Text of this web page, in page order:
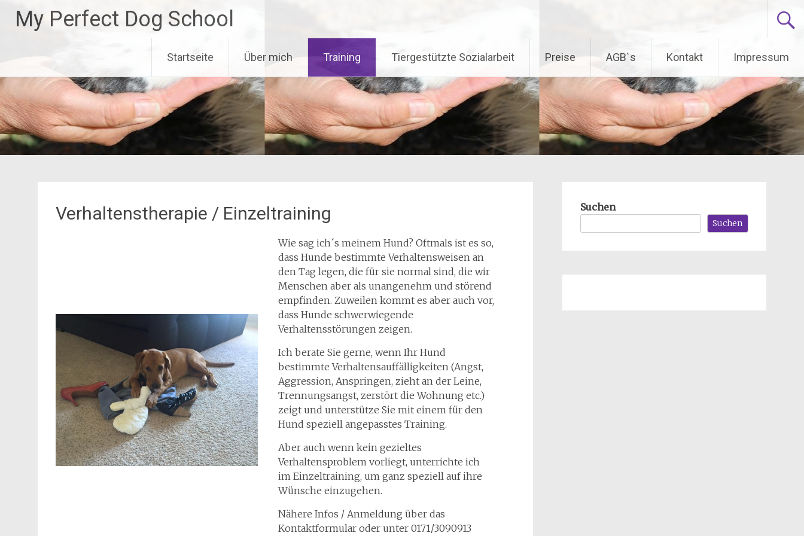
InhaltMy Perfect Dog School
Startseite Über mich Training Tiergestützte Sozialarbeit Preise AGB`s Kontakt Impressum
Verhaltenstherapie / Einzeltraining
Wie sag ich´s meinem Hund? Oftmals ist es so,
dass Hunde bestimmte Verhaltensweisen an
den Tag legen, die für sie normal sind, die wir
Menschen aber als unangenehm und störend
empfinden. Zuweilen kommt es aber auch vor,
dass Hunde schwerwiegende
Verhaltensstörungen zeigen.
Ich berate Sie gerne, wenn Ihr Hund
bestimmte Verhaltensauffälligkeiten (Angst,
Aggression, Anspringen, zieht an der Leine,
Trennungsangst, zerstört die Wohnung etc.)
zeigt und unterstütze Sie mit einem für den
Hund speziell angepasstes Training.
Aber auch wenn kein gezieltes
Verhaltensproblem vorliegt, unterrichte ich
im Einzeltraining, um ganz speziell auf ihre
Wünsche einzugehen.
Nähere Infos / Anmeldung über das
Kontaktformular oder unter 0171/3090913
Suchen
Suchen